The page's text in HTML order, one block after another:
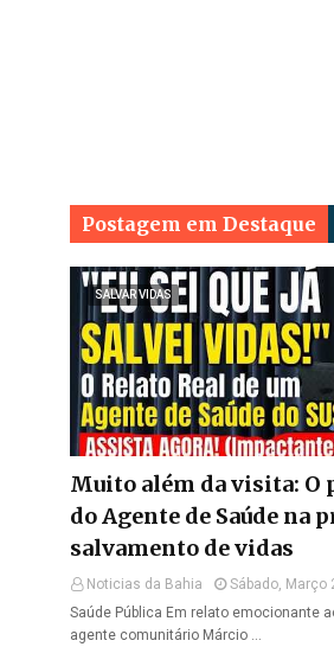
Postagem em Destaque
SALVAR VIDAS
Muito além da visita: O
do Agente de Saúde na
salvamento de vidas
Noticias da Bahia
Sábado, Março
Saúde Pública Em relato emocionante
agente comunitário Márcio …